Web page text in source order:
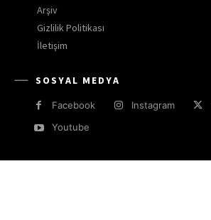
Arşiv
Gizlilik Politikası
İletişim
SOSYAL MEDYA
Facebook Instagram
Youtube